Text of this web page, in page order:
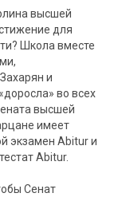
высшей
для
Школа вместе
и
во всех
высшей
имеет
экзамен Abitur и
Abitur.
Сенат